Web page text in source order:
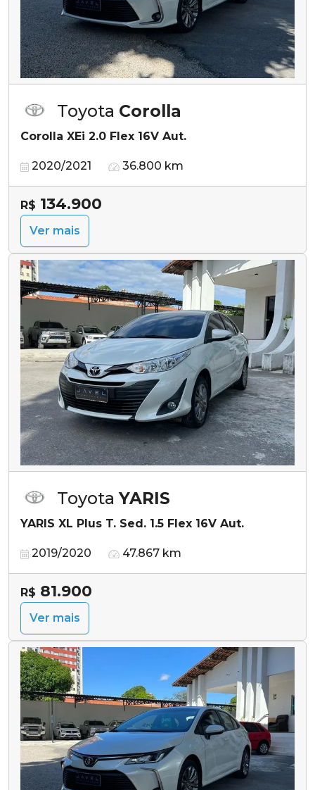
Toyota Corolla
Corolla XEi 2.0 Flex 16V Aut.
2020/2021 36.800 km
R$ 134.900
Ver mais
ToyotaYARIS
YARIS XL Plus T. Sed. 1.5 Flex 16V Aut.
2019/2020 47.867 km
R$ 81.900
Ver mais